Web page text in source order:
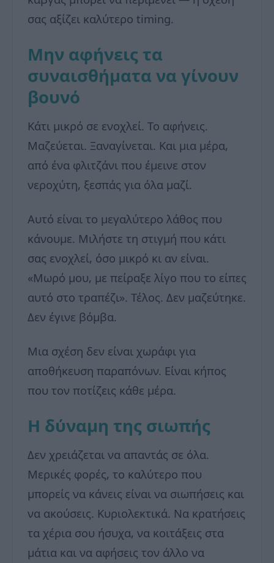
σας αξίζει καλύτερο timing.
Μην αφήνεις τα
συναισθήματα να γίνουν
βουνό
Κάτι μικρό σε ενοχλεί. Το αφήνεις.
Μαζεύεται. Ξαναγίνεται. Και μια μέρα,
από ένα φλιτζάνι που έμεινε στον
νεροχύτη, ξεσπάς για όλα μαζί.
Αυτό είναι το μεγαλύτερο λάθος που
κάνουμε. Μιλήστε τη στιγμή που κάτι
σας ενοχλεί, όσο μικρό κι αν είναι.
«Μωρό μου, με πείραξε λίγο που το είπες
αυτό στο τραπέζι». Τέλος. Δεν μαζεύτηκε.
Δεν έγινε βόμβα.
Μια σχέση δεν είναι χωράφι για
αποθήκευση παραπόνων. Είναι κήπος
που τον ποτίζεις κάθε μέρα.
Η δύναμη της σιωπής
Δεν χρειάζεται να απαντάς σε όλα.
Μερικές φορές, το καλύτερο που
μπορείς να κάνεις είναι να σιωπήσεις και
να ακούσεις. Κυριολεκτικά. Να κρατήσεις
τα χέρια σου ήσυχα, να κοιτάξεις στα
μάτια και να αφήσεις τον άλλο να